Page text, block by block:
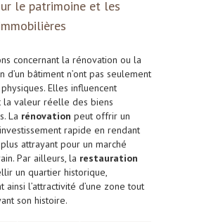
le patrimoine et les
concernant la rénovation ou la
d’un bâtiment n’ont pas seulement
Elles influencent
la valeur réelle des biens
La rénovation peut offrir un
rapide en rendant
attrayant pour un marché
Par ailleurs, la restauration
un quartier historique,
ainsi l’attractivité d’une zone tout
son histoire.